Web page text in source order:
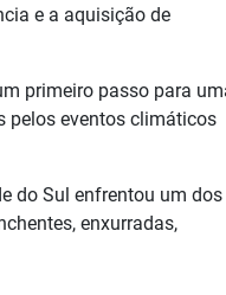
e a aquisição de
primeiro passo para
pelos eventos climáticos
do Sul enfrentou um dos
enxurradas,